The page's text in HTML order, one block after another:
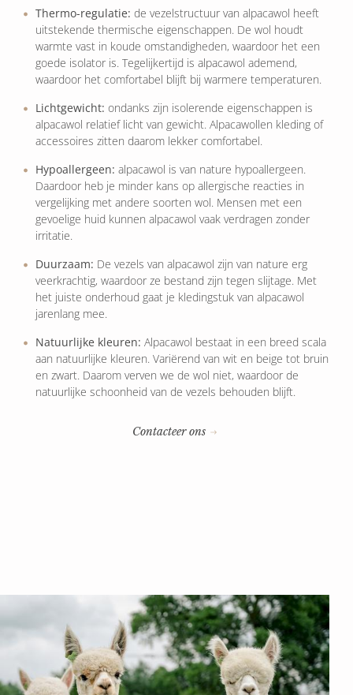
Thermo-regulatie: de vezelstructuur van alpacawol heeft
uitstekende thermische eigenschappen. De wol houdt
warmte vast in koude omstandigheden, waardoor het een
goede isolator is. Tegelijkertijd is alpacawol ademend,
waardoor het comfortabel blijft bij warmere temperaturen.
Lichtgewicht: ondanks zijn isolerende eigenschappen is
alpacawol relatief licht van gewicht. Alpacawollen kleding of
accessoires zitten daarom lekker comfortabel.
Hypoallergeen: alpacawol is van nature hypoallergeen.
Daardoor heb je minder kans op allergische reacties in
vergelijking met andere soorten wol. Mensen met een
gevoelige huid kunnen alpacawol vaak verdragen zonder
irritatie.
Duurzaam: De vezels van alpacawol zijn van nature erg
veerkrachtig, waardoor ze bestand zijn tegen slijtage. Met
het juiste onderhoud gaat je kledingstuk van alpacawol
jarenlang mee.
Natuurlijke kleuren: Alpacawol bestaat in een breed scala
aan natuurlijke kleuren. Variërend van wit en beige tot bruin
en zwart. Daarom verven we de wol niet, waardoor de
natuurlijke schoonheid van de vezels behouden blijft.
Contacteer ons